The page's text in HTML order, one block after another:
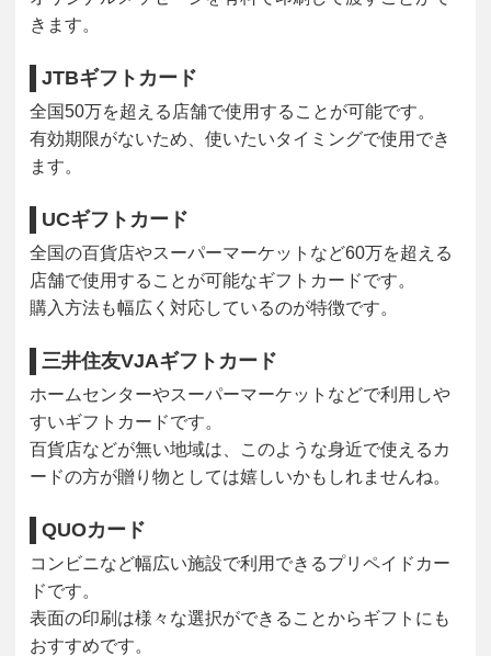
きます。
JTBギフトカード
全国50万を超える店舗で使用することが可能です。
有効期限がないため、使いたいタイミングで使用でき
ます。
UCギフトカード
全国の百貨店やスーパーマーケットなど60万を超える
店舗で使用することが可能なギフトカードです。
購入方法も幅広く対応しているのが特徴です。
三井住友VJAギフトカード
ホームセンターやスーパーマーケットなどで利用しや
すいギフトカードです。
百貨店などが無い地域は、このような身近で使えるカ
ードの方が贈り物としては嬉しいかもしれませんね。
QUOカード
コンビニなど幅広い施設で利用できるプリペイドカー
ドです。
表面の印刷は様々な選択ができることからギフトにも
おすすめです。